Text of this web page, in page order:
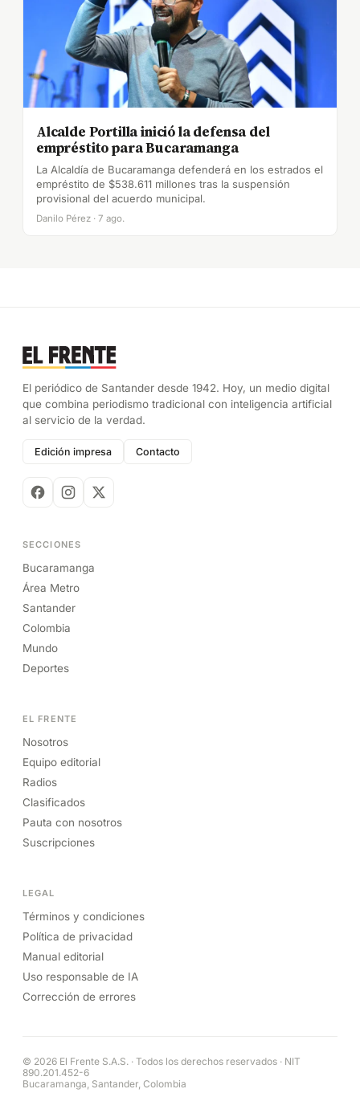
Alcalde Portilla inició la defensa del
empréstito para Bucaramanga
La Alcaldía de Bucaramanga defenderá en los estrados el
empréstito de $538.611 millones tras la suspensión
provisional del acuerdo municipal.
Danilo Pérez · 7 ago.
El periódico de Santander desde 1942. Hoy, un medio digital
que combina periodismo tradicional con inteligencia artificial
al servicio de la verdad.
Edición impresa Contacto
SECCIONES
Bucaramanga
Área Metro
Santander
Colombia
Mundo
Deportes
EL FRENTE
Nosotros
Equipo editorial
Radios
Clasificados
Pauta con nosotros
Suscripciones
LEGAL
Términos y condiciones
Política de privacidad
Manual editorial
Uso responsable de IA
Corrección de errores
© 2026 El Frente S.A.S. · Todos los derechos reservados · NIT
890.201.452-6
Bucaramanga, Santander, Colombia